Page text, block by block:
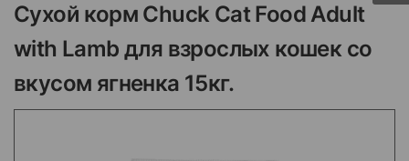
Сухой корм Chuck Cat Food Adult
with Lamb для взрослых кошек со
вкусом ягненка 15кг.